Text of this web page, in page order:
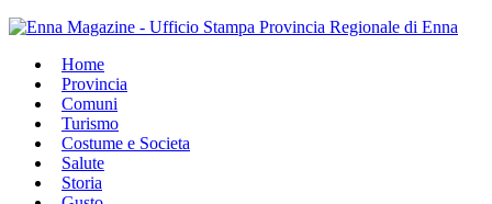
Home
Provincia
Comuni
Turismo
Costume e Societa
Salute
Storia